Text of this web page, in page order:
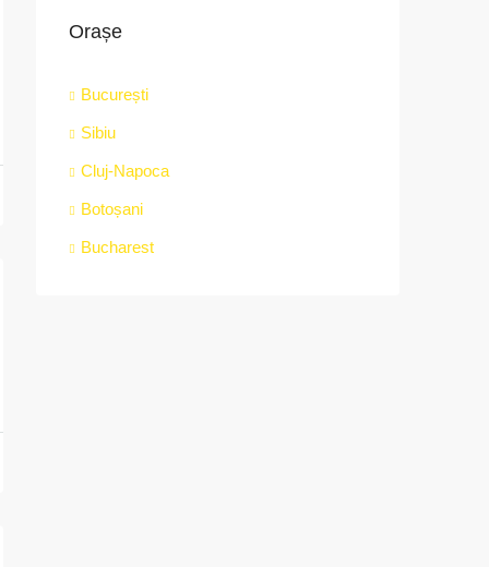
Orașe
București
Sibiu
Cluj-Napoca
Botoșani
Bucharest